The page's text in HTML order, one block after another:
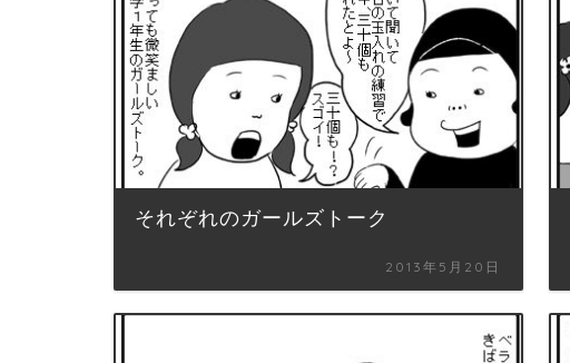
それぞれのガールズトーク
2013年5月20日